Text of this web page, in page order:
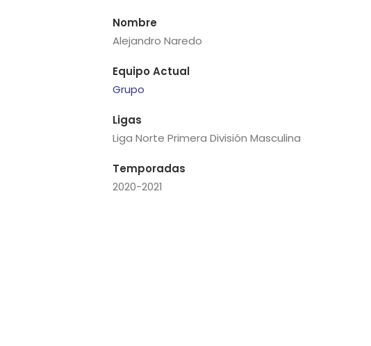
Nombre
Alejandro Naredo
Equipo Actual
Grupo
Ligas
Liga Norte Primera División Masculina
Temporadas
2020-2021